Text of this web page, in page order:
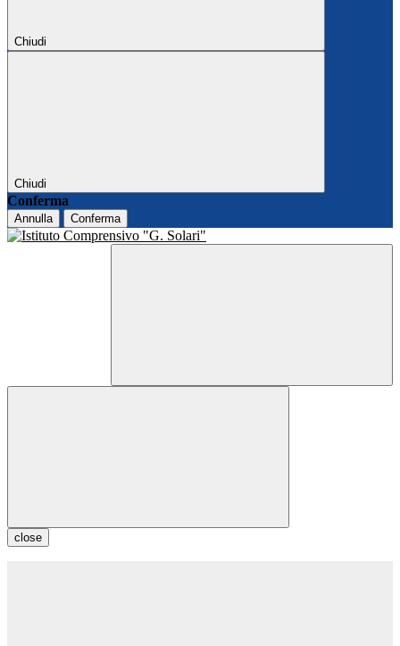
Chiudi
Chiudi
Conferma
Annulla Conferma
close